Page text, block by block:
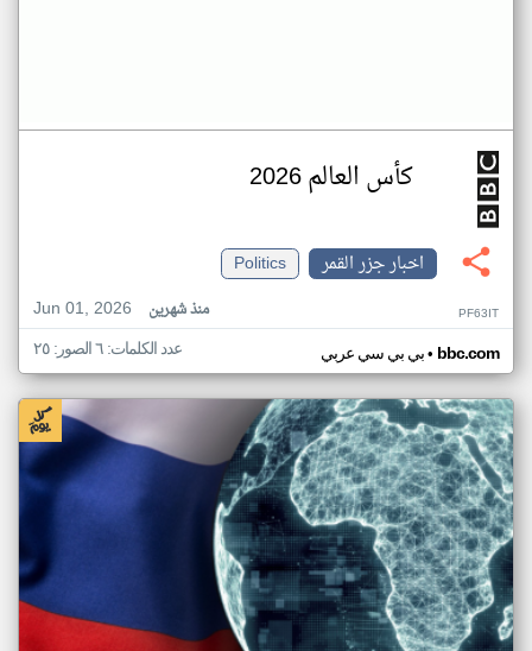
كأس العالم 2026
اخبار جزر القمر
Politics
Jun 01, 2026
منذ شهرين PF63IT
بي بي سي عربي• bbc.com عدد الكلمات: ٦ الصور: ٢٥